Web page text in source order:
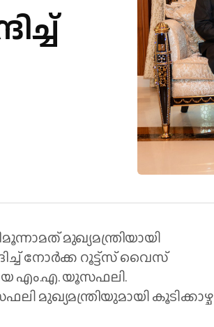
മുഖ്യമന്ത്രിയായി
നോർക്ക റൂട്ട്സ് വൈസ്
എം.എ. യൂസഫലി.
മുഖ്യമന്ത്രിയുമായി കൂടിക്കാഴ്ച